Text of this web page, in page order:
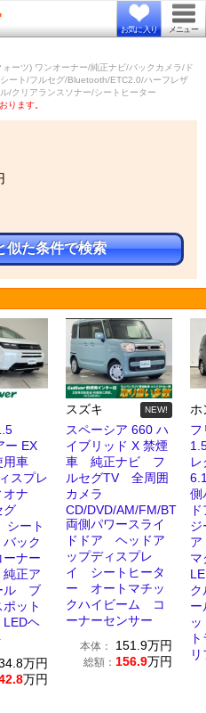
お気に入り メニュー
ーツ) ワンオーナー/純正ナビ/バックカメラ/ド
ート/フルセグ/Bluetooth/ETC2.0/ハーフレザ
/クリアランスソナー/シートヒーター
ります。
似た条件で検索
ー EX
用車
スプレ
オナ
グ
ート
ック
ナー
正ア
ル ブ
ット
ヘ
万円
万円
スズキ NEW!
スペーシア 660 ハ
イブリッド X 禁煙
車 純正ナビ フ
ルセグTV 全周囲
カメラ
CD/DVD/AM/FM/BT
両側パワースライ
ドドア ヘッドア
ップディスプレ
イ シートヒータ
ー オートマチッ
クハイビーム コ
ーナーセンサー
本体： 151.9万円
総額： 156.9万円
ホ
フ
側
ジ
マ
ク